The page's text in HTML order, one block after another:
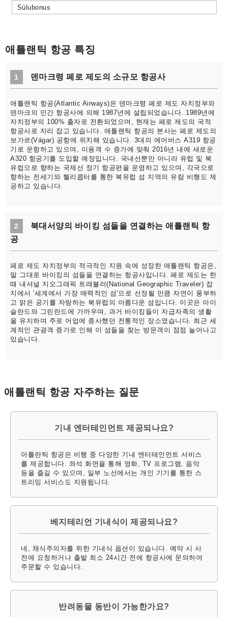
Súlubonus
애틀랜틱 항공 특징
1 덴마크령 페로 제도의 소규모 항공사
애틀랜틱 항공(Atlantic Airways)은 덴마크령 페로 제도 자치정부와
덴마크의 민간 항공사에 의해 1987년에 설립되었습니다. 1989년에
자치정부의 100% 출자로 전환되었으며, 현재는 페로 제도의 국적
항공사로 자리 잡고 있습니다. 애틀랜틱 항공의 본사는 페로 제도의
보가르(Vágar) 공항에 위치해 있습니다. 3대의 에어버스 A319 항공
기로 운항하고 있으며, 이용객 수 증가에 맞춰 2016년 내에 새로운
A320 항공기를 도입할 예정입니다. 국내선뿐만 아니라 유럽 및 북
유럽으로 향하는 국제선 정기 항공편을 운영하고 있으며, 각국으로
향하는 전세기와 헬리콥터를 통한 북유럽 섬 지역의 유람 비행도 제
공하고 있습니다.
2
북대서양의 바이킹 섬들을 연결하는 애틀랜틱 항
공
페로 제도 자치정부의 적극적인 지원 속에 성장한 애틀랜틱 항공은,
말 그대로 바이킹의 섬들을 연결하는 항공사입니다. 페로 제도는 한
때 내셔널 지오그래픽 트래블러(National Geographic Traveler) 잡
지에서 '세계에서 가장 매력적인 섬'으로 선정될 만큼 자연이 풍부하
고 맑은 공기를 자랑하는 북유럽의 아름다운 섬입니다. 이곳은 아이
슬란드와 그린란드에 가까우며, 과거 바이킹들이 자급자족의 생활
을 유지하며 주로 어업에 종사했던 전통적인 장소였습니다. 최근 세
계적인 관광객 증가로 인해 이 섬들을 찾는 방문객이 점점 늘어나고
있습니다.
애틀랜틱 항공 자주하는 질문
기내 엔터테인먼트 제공되나요?
아틀란틱 항공은 비행 중 다양한 기내 엔터테인먼트 서비스
를 제공합니다. 좌석 화면을 통해 영화, TV 프로그램, 음악
등을 즐길 수 있으며, 일부 노선에서는 개인 기기를 통한 스
트리밍 서비스도 지원됩니다.
베지테리언 기내식이 제공되나요?
네, 채식주의자를 위한 기내식 옵션이 있습니다. 예약 시 사
전에 요청하거나 출발 최소 24시간 전에 항공사에 문의하여
주문할 수 있습니다.
반려동물 동반이 가능한가요?